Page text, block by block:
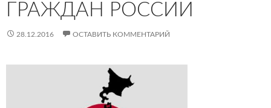
ГРАЖДАН РОССИИ‍
28.12.2016 ОСТАВИТЬ КОММЕНТАРИЙ